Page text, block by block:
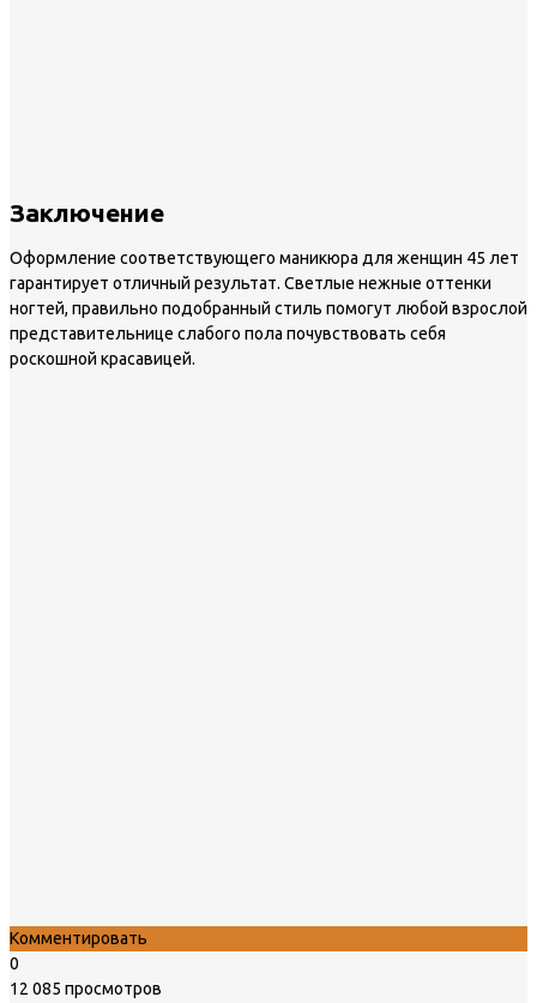
Заключение
Оформление соответствующего маникюра для женщин 45 лет
гарантирует отличный результат. Светлые нежные оттенки
ногтей, правильно подобранный стиль помогут любой взрослой
представительнице слабого пола почувствовать себя
роскошной красавицей.
Комментировать
0
12 085 просмотров